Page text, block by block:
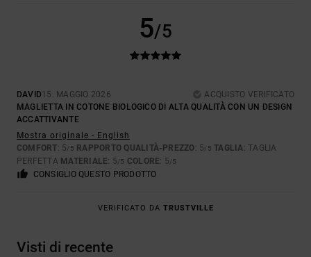
5/5
DAVID15. MAGGIO 2026
ACQUISTO VERIFICATO
MAGLIETTA IN COTONE BIOLOGICO DI ALTA QUALITÀ CON UN DESIGN
ACCATTIVANTE
Mostra originale - English
COMFORT: 5/5 RAPPORTO QUALITÀ-PREZZO: 5/5 TAGLIA: TAGLIA
PERFETTA MATERIALE: 5/5 COLORE: 5/5
CONSIGLIO QUESTO PRODOTTO
VERIFICATO DA TRUSTVILLE
Visti di recente